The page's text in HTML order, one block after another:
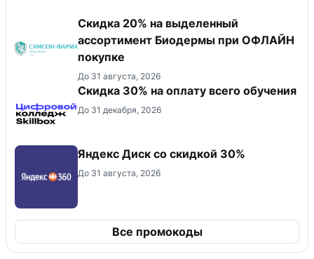
Скидка 20% на выделенный
ассортимент Биодермы при ОФЛАЙН
покупке
До 31 августа, 2026
Скидка 30% на оплату всего обучения
До 31 декабря, 2026
Яндекс Диск со скидкой 30%
До 31 августа, 2026
Все промокоды